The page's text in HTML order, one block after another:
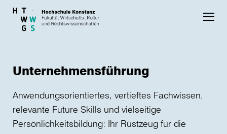
Skip to main content
Unternehmensführung
Anwendungsorientiertes, vertieftes Fachwissen,
relevante Future Skills und vielseitige
Persönlichkeitsbildung: Ihr Rüstzeug für die